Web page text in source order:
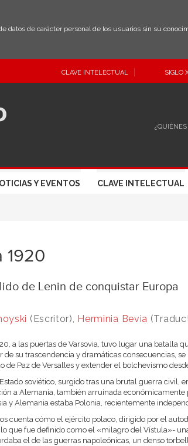
datos de carácter personal de los usuarios sin su
CLAVE INTELECTUAL SIGLO
¿QUIÉNES
Y EVENTOS CLAVE INTELECTUAL
1920
de Lenin de conquistar Europa
(Escritor), Herminia Bevia
a las puertas de Varsovia, tuvo lugar una batalla
de su trascendencia y dramáticas consecuencias,
de Paz de Versalles y extender el bolchevismo
soviético, surgido tras una brutal guerra civil,
a Alemania, también arruinada
y Alemania estaba Polonia, recientemente
cuenta cómo el ejército polaco, dirigido por el
que fue definido como el «milagro del Vístula»-
el de las guerras napoleónicas, un denso